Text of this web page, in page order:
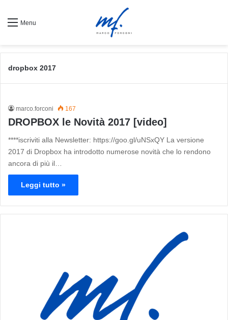
Menu
dropbox 2017
marco.forconi 167
DROPBOX le Novità 2017 [video]
****iscriviti alla Newsletter: https://goo.gl/uNSxQY La versione
2017 di Dropbox ha introdotto numerose novità che lo rendono
ancora di più il…
Leggi tutto »